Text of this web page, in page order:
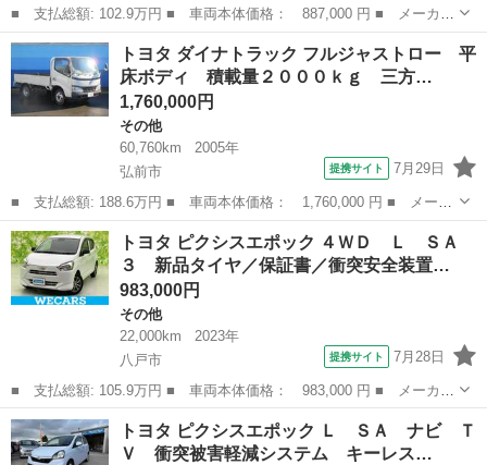
■ 支払総額: 102.9万円 ■ 車両本体価格： 887,000 円 ■ メーカー
名： トヨタ ■ 車種名： ラッシュ ■ グレード名： Ｇ ４Ｗ
Ｄ 後期型 ５速マニュアル車 純正ナビ センターデフロック Ｅ
ＴＣ 純正リ...
青森 弘前市 その他
トヨタ ダイナトラック フルジャストロー 平
床ボディ 積載量２０００ｋｇ 三方…
1,760,000円
その他
60,760km
2005年
弘前市
提携サイト 7月29日
■ 支払総額: 188.6万円 ■ 車両本体価格： 1,760,000 円 ■ メーカ
ー名： トヨタ ■ 車種名： ダイナトラック ■ グレード名： フ
ルジャストロー 平床ボディ 積載量２０００ｋｇ 三方開 荷台床
木張仕様...
青森 弘前市 その他
トヨタ ピクシスエポック ４ＷＤ Ｌ ＳＡ
３ 新品タイヤ／保証書／衝突安全装置…
983,000円
その他
22,000km
2023年
八戸市
提携サイト 7月28日
■ 支払総額: 105.9万円 ■ 車両本体価格： 983,000 円 ■ メーカー
名： トヨタ ■ 車種名： ピクシスエポック ■ グレード名： ４
ＷＤ Ｌ ＳＡ３ 新品タイヤ／保証書／衝突安全装置／車線逸脱防
止支援シス...
青森 八戸市 その他
トヨタ ピクシスエポック Ｌ ＳＡ ナビ Ｔ
Ｖ 衝突被害軽減システム キーレス…